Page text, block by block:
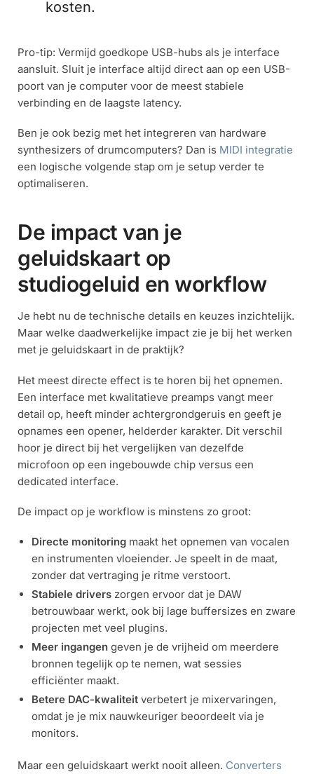
kosten.
Pro-tip: Vermijd goedkope USB-hubs als je interface
aansluit. Sluit je interface altijd direct aan op een USB-
poort van je computer voor de meest stabiele
verbinding en de laagste latency.
Ben je ook bezig met het integreren van hardware
synthesizers of drumcomputers? Dan is MIDI integratie
een logische volgende stap om je setup verder te
optimaliseren.
De impact van je
geluidskaart op
studiogeluid en workflow
Je hebt nu de technische details en keuzes inzichtelijk.
Maar welke daadwerkelijke impact zie je bij het werken
met je geluidskaart in de praktijk?
Het meest directe effect is te horen bij het opnemen.
Een interface met kwalitatieve preamps vangt meer
detail op, heeft minder achtergrondgeruis en geeft je
opnames een opener, helderder karakter. Dit verschil
hoor je direct bij het vergelijken van dezelfde
microfoon op een ingebouwde chip versus een
dedicated interface.
De impact op je workflow is minstens zo groot:
Directe monitoring maakt het opnemen van vocalen
en instrumenten vloeiender. Je speelt in de maat,
zonder dat vertraging je ritme verstoort.
Stabiele drivers zorgen ervoor dat je DAW
betrouwbaar werkt, ook bij lage buffersizes en zware
projecten met veel plugins.
Meer ingangen geven je de vrijheid om meerdere
bronnen tegelijk op te nemen, wat sessies
efficiënter maakt.
Betere DAC-kwaliteit verbetert je mixervaringen,
omdat je je mix nauwkeuriger beoordeelt via je
monitors.
Maar een geluidskaart werkt nooit alleen. Converters